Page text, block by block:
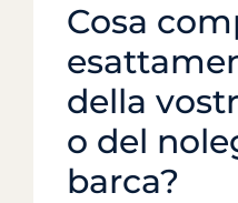
Cosa
della
o del
barca?